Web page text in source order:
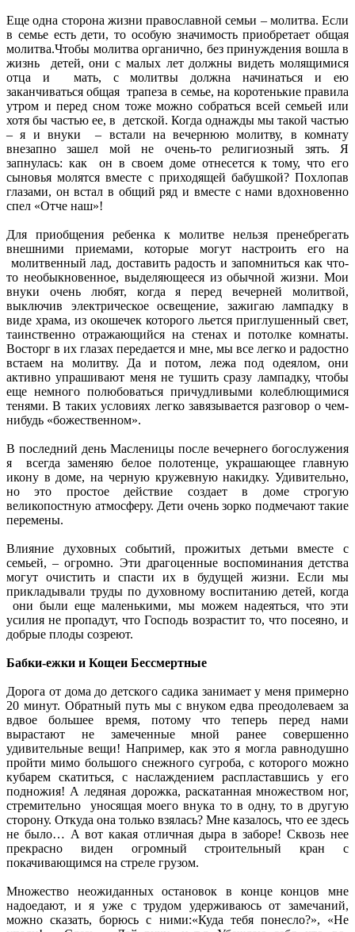
Еще одна сторона жизни православной семьи – молитва. Если
в семье есть дети, то особую значимость приобретает общая
молитва.Чтобы молитва органично, без принуждения вошла в
жизнь детей, они с малых лет должны видеть молящимися
отца и мать, с молитвы должна начинаться и ею
заканчиваться общая трапеза в семье, на коротенькие правила
утром и перед сном тоже можно собраться всей семьей или
хотя бы частью ее, в детской. Когда однажды мы такой частью
– я и внуки – встали на вечернюю молитву, в комнату
внезапно зашел мой не очень-то религиозный зять. Я
запнулась: как он в своем доме отнесется к тому, что его
сыновья молятся вместе с приходящей бабушкой? Похлопав
глазами, он встал в общий ряд и вместе с нами вдохновенно
спел «Отче наш»!
Для приобщения ребенка к молитве нельзя пренебрегать
внешними приемами, которые могут настроить его на
молитвенный лад, доставить радость и запомниться как что-
то необыкновенное, выделяющееся из обычной жизни. Мои
внуки очень любят, когда я перед вечерней молитвой,
выключив электрическое освещение, зажигаю лампадку в
виде храма, из окошечек которого льется приглушенный свет,
таинственно отражающийся на стенах и потолке комнаты.
Восторг в их глазах передается и мне, мы все легко и радостно
встаем на молитву. Да и потом, лежа под одеялом, они
активно упрашивают меня не тушить сразу лампадку, чтобы
еще немного полюбоваться причудливыми колеблющимися
тенями. В таких условиях легко завязывается разговор о чем-
нибудь «божественном».
В последний день Масленицы после вечернего богослужения
я всегда заменяю белое полотенце, украшающее главную
икону в доме, на черную кружевную накидку. Удивительно,
но это простое действие создает в доме строгую
великопостную атмосферу. Дети очень зорко подмечают такие
перемены.
Влияние духовных событий, прожитых детьми вместе с
семьей, – огромно. Эти драгоценные воспоминания детства
могут очистить и спасти их в будущей жизни. Если мы
прикладывали труды по духовному воспитанию детей, когда
они были еще маленькими, мы можем надеяться, что эти
усилия не пропадут, что Господь возрастит то, что посеяно, и
добрые плоды созреют.
Бабки-ежки и Кощеи Бессмертные
Дорога от дома до детского садика занимает у меня примерно
20 минут. Обратный путь мы с внуком едва преодолеваем за
вдвое большее время, потому что теперь перед нами
вырастают не замеченные мной ранее совершенно
удивительные вещи! Например, как это я могла равнодушно
пройти мимо большого снежного сугроба, с которого можно
кубарем скатиться, с наслаждением распластавшись у его
подножия! А ледяная дорожка, раскатанная множеством ног,
стремительно уносящая моего внука то в одну, то в другую
сторону. Откуда она только взялась? Мне казалось, что ее здесь
не было… А вот какая отличная дыра в заборе! Сквозь нее
прекрасно виден огромный строительный кран с
покачивающимся на стреле грузом.
Множество неожиданных остановок в конце концов мне
надоедают, и я уже с трудом удерживаюсь от замечаний,
можно сказать, борюсь с ними:«Куда тебя понесло?», «Не